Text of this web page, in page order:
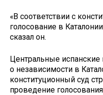
«В соответствии с
голосование в
сказал он.
Центральные
о независимости в
конституционный суд
проведение